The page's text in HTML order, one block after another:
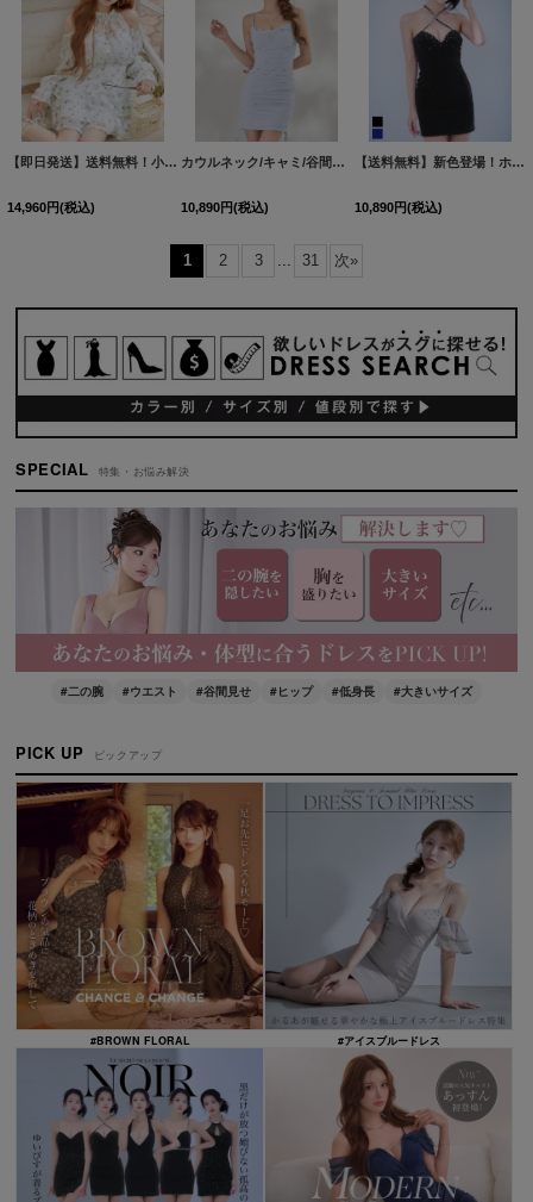
【即日発送】送料無料！小花柄/アメスリ/オープンショルダー/シアー/シフォン生地/ロングスリーブ/ティアード/フレアスカート/ミニドレス/キャバドレス【XS-Mサイズ/1カラー】[OF03]【YN】dzwsIA
14,960円(税込)
カウルネック/キャミ/谷間見せ/ギャザー/シャーリング/タイト/ビジュー/ミニドレス/キャバドレス【XS-Lサイズ/1カラー】[OF03-U] dzj
10,890円(税込)
【送料無料】新色登場！ホルターネック/ビジュー/ラメ生地/ノースリーブ/谷間見せ/ストレッチ/タイト/ミニドレス/キャバドレス【XS-Mサイズ/2カラー】[OF03]【YN】dzwvCAS
10,890円(税込)
1 2 3 ... 31 次»
SPECIAL 特集・お悩み解決
#二の腕 #ウエスト #谷間見せ #ヒップ #低身長 #大きいサイズ
PICK UP ピックアップ
#BROWN FLORAL #アイスブルードレス